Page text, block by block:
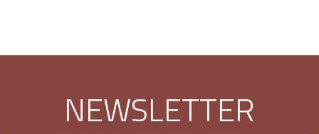
NEWSLETTER